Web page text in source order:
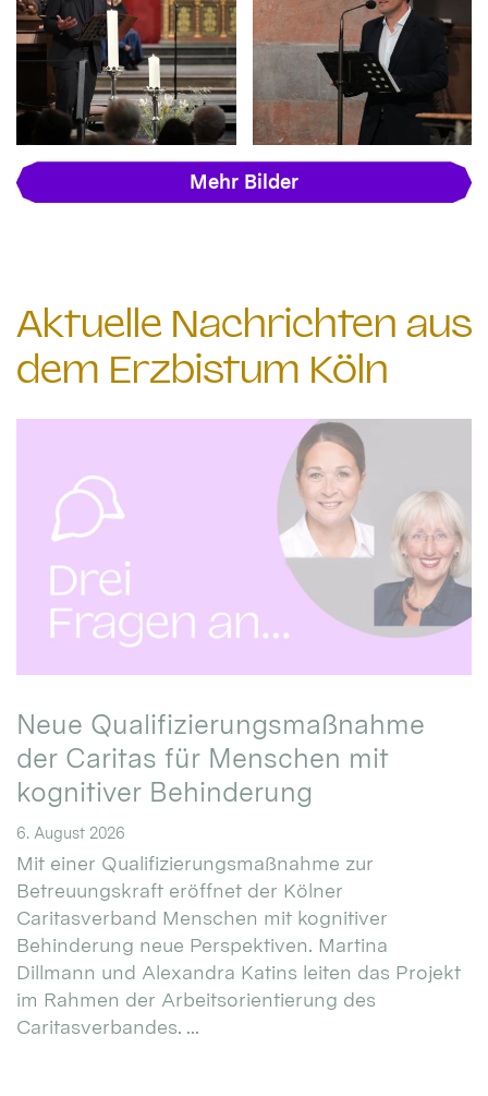
Mehr Bilder
Aktuelle Nachrichten aus
dem Erzbistum Köln
Neue Qualifizierungsmaßnahme
der Caritas für Menschen mit
kognitiver Behinderung
6. August 2026
Mit einer Qualifizierungsmaßnahme zur
Betreuungskraft eröffnet der Kölner
Caritasverband Menschen mit kognitiver
Behinderung neue Perspektiven. Martina
Dillmann und Alexandra Katins leiten das Projekt
im Rahmen der Arbeitsorientierung des
Caritasverbandes. ...